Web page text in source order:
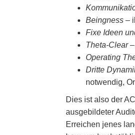
Beingness –
Fixe Ideen
Theta-Clear–
Operating
Dritte
notwendig,
Dies ist also der
ausgebildeter
Erreichen jenes